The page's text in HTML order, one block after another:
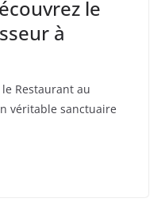
le
à
Restaurant au
véritable sanctuaire